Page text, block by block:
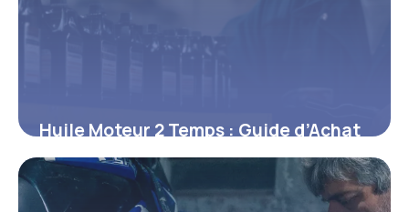
Huile Moteur 2 Temps : Guide d’Achat
et Prix
6 mai 2026